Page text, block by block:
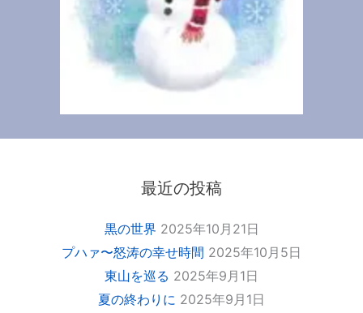
最近の投稿
黒の世界 2025年10月21日
プハァ〜怒涛の幸せ時間 2025年10月5日
東山を巡る 2025年9月1日
夏の終わりに 2025年9月1日